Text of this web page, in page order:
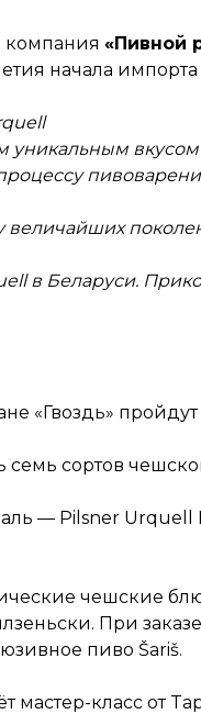
компания «Пивной
начала
уникальным
величайших
в Беларуси.
«Гвоздь»
семь сортов
— Pilsner Urquell
чешские
При
пиво Šariš.
мастер-класс от